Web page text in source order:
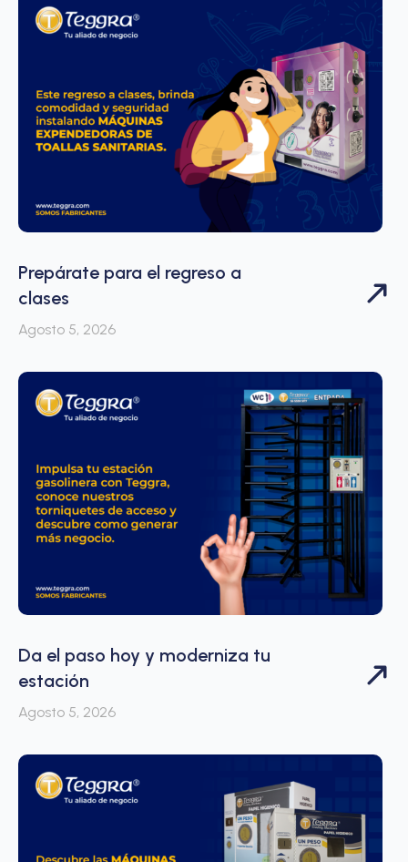
Prepárate para el regreso a
clases
Agosto 5, 2026
Da el paso hoy y moderniza tu
estación
Agosto 5, 2026